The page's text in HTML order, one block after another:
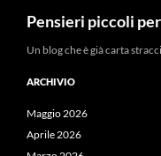
Pensieri piccoli
Un blog che è già carta
ARCHIVIO
Maggio 2026
Aprile 2026